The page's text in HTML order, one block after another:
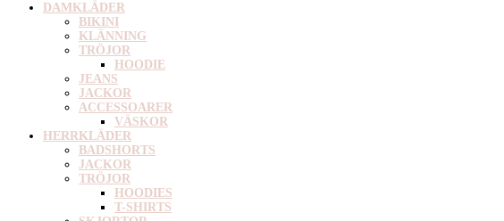
DAMKLÄDER
BIKINI
KLÄNNING
TRÖJOR
HOODIE
JEANS
JACKOR
ACCESSOARER
VÄSKOR
HERRKLÄDER
BADSHORTS
JACKOR
TRÖJOR
HOODIES
T-SHIRTS